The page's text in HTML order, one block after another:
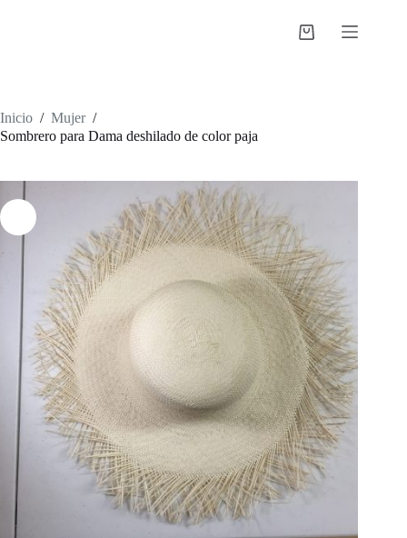
Shopping
Inicio / Mujer /
Sombrero para Dama deshilado de color paja